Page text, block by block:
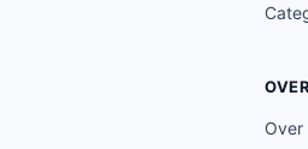
Over